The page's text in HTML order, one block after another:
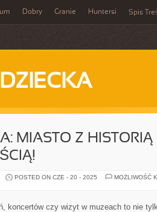
Dobry Granie Huntersi Spis
MIASTO Z HISTORIĄ
POSTED ON CZE - 20 - 2025
MOŻLIWOŚĆ
koncertów czy wizyt w muzeach to nie